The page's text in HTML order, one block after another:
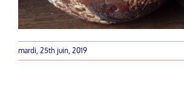
mardi, 25th juin, 2019